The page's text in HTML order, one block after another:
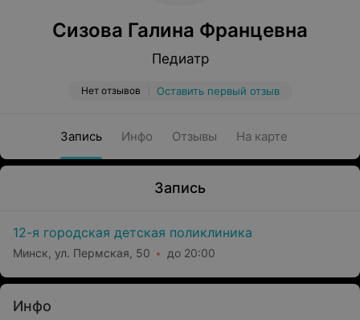
Сизова Галина Францевна
Педиатр
Нет отзывов Оставить первый отзыв
Запись Инфо Отзывы На карте
Запись
12-я городская детская поликлиника
Минск, ул. Пермская, 50 до 20:00
Инфо